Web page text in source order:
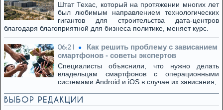
Штат Техас, который на протяжении многих лет
был любимым направлением технологических
гигантов для строительства дата-центров
благодаря благоприятной для бизнеса политике, меняет курс.
06:21
Как решить проблему с зависанием
смартфонов - советы экспертов
Специалисты объяснили, что нужно делать
владельцам смартфонов с операционными
системами Android и iOS в случае их зависания,
ВЫБОР РЕДАКЦИИ